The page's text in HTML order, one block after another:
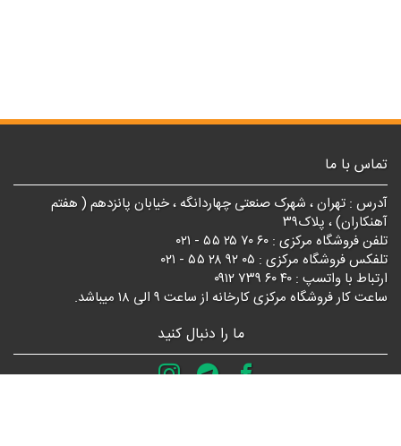
تماس با ما
آدرس : تهران ، شهرک صنعتی چهاردانگه ، خیابان پانزدهم ( هفتم
آهنکاران) ، پلاک۳۹
تلفن فروشگاه مرکزی : ۶۰ ۷۰ ۲۵ ۵۵ - ۰۲۱
تلفکس فروشگاه مرکزی : ۰۵ ۹۲ ۲۸ ۵۵ - ۰۲۱
ارتباط با واتسپ : ۴۰ ۶۰ ۷۳۹ ۰۹۱۲
ساعت کار فروشگاه مرکزی کارخانه از ساعت ۹ الی ۱۸ میباشد.
ما را دنبال کنید